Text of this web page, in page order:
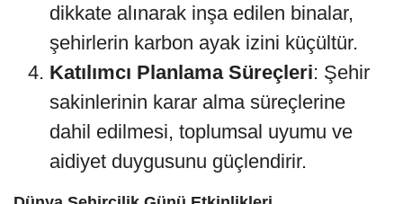
dikkate alınarak inşa edilen binalar,
şehirlerin karbon ayak izini küçültür.
Katılımcı Planlama Süreçleri: Şehir
sakinlerinin karar alma süreçlerine
dahil edilmesi, toplumsal uyumu ve
aidiyet duygusunu güçlendirir.